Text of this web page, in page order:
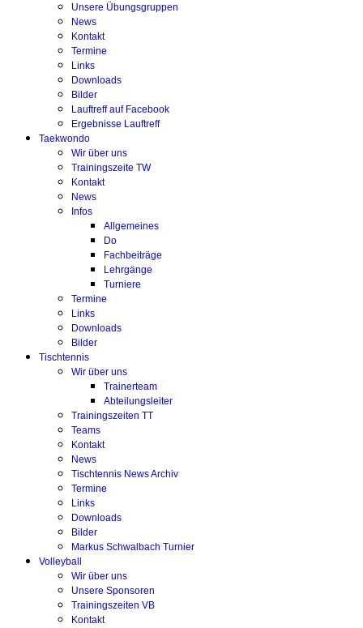
Unsere Übungsgruppen
News
Kontakt
Termine
Links
Downloads
Bilder
Lauftreff auf Facebook
Ergebnisse Lauftreff
Taekwondo
Wir über uns
Trainingszeite TW
Kontakt
News
Infos
Allgemeines
Do
Fachbeiträge
Lehrgänge
Turniere
Termine
Links
Downloads
Bilder
Tischtennis
Wir über uns
Trainerteam
Abteilungsleiter
Trainingszeiten TT
Teams
Kontakt
News
Tischtennis News Archiv
Termine
Links
Downloads
Bilder
Markus Schwalbach Turnier
Volleyball
Wir über uns
Unsere Sponsoren
Trainingszeiten VB
Kontakt